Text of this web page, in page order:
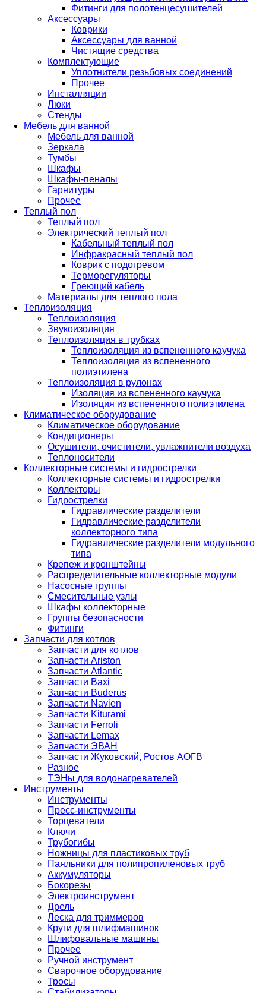
Фитинги для полотенцесушителей
Аксессуары
Коврики
Аксессуары для ванной
Чистящие средства
Комплектующие
Уплотнители резьбовых соединений
Прочее
Инсталляции
Люки
Стенды
Мебель для ванной
Мебель для ванной
Зеркала
Тумбы
Шкафы
Шкафы-пеналы
Гарнитуры
Прочее
Теплый пол
Теплый пол
Электрический теплый пол
Кабельный теплый пол
Инфракрасный теплый пол
Коврик с подогревом
Терморегуляторы
Греющий кабель
Материалы для теплого пола
Теплоизоляция
Теплоизоляция
Звукоизоляция
Теплоизоляция в трубках
Теплоизоляция из вспененного каучука
Теплоизоляция из вспененного
полиэтилена
Теплоизоляция в рулонах
Изоляция из вспененного каучука
Изоляция из вспененного полиэтилена
Климатическое оборудование
Климатическое оборудование
Кондиционеры
Осушители, очистители, увлажнители воздуха
Теплоносители
Коллекторные системы и гидрострелки
Коллекторные системы и гидрострелки
Коллекторы
Гидрострелки
Гидравлические разделители
Гидравлические разделители
коллекторного типа
Гидравлические разделители модульного
типа
Крепеж и кронштейны
Распределительные коллекторные модули
Насосные группы
Смесительные узлы
Шкафы коллекторные
Группы безопасности
Фитинги
Запчасти для котлов
Запчасти для котлов
Запчасти Ariston
Запчасти Atlantic
Запчасти Baxi
Запчасти Buderus
Запчасти Navien
Запчасти Kiturami
Запчасти Ferroli
Запчасти Lemax
Запчасти ЭВАН
Запчасти Жуковский, Ростов АОГВ
Разное
ТЭНы для водонагревателей
Инструменты
Инструменты
Пресс-инструменты
Торцеватели
Ключи
Трубогибы
Ножницы для пластиковых труб
Паяльники для полипропиленовых труб
Аккумуляторы
Бокорезы
Электроинструмент
Дрель
Леска для триммеров
Круги для шлифмашинок
Шлифовальные машины
Прочее
Ручной инструмент
Сварочное оборудование
Тросы